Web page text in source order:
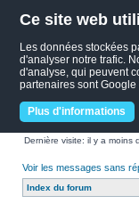
Ce site web
Les données stockées
d'analyser notre trafic.
d'analyse, qui peuvent
partenaires sont Google
Plus d'informations
Dernière visite: il y a moins
Voir les messages sans
Index du forum